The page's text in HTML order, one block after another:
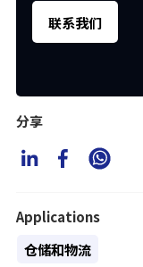
联系我们
分享
Applications
仓储和物流